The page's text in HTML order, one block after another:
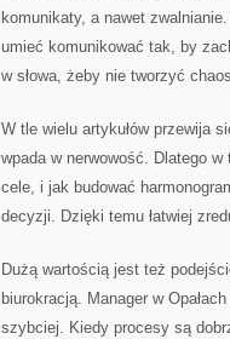
komunikaty, a nawet
umieć komunikować tak, by
w słowa, żeby nie tworzyć
W tle wielu artykułów przewija
wpada w nerwowość. Dlatego
cele, i jak budować
decyzji. Dzięki temu łatwiej
Dużą wartością jest też
biurokracją. Manager w
szybciej. Kiedy procesy są